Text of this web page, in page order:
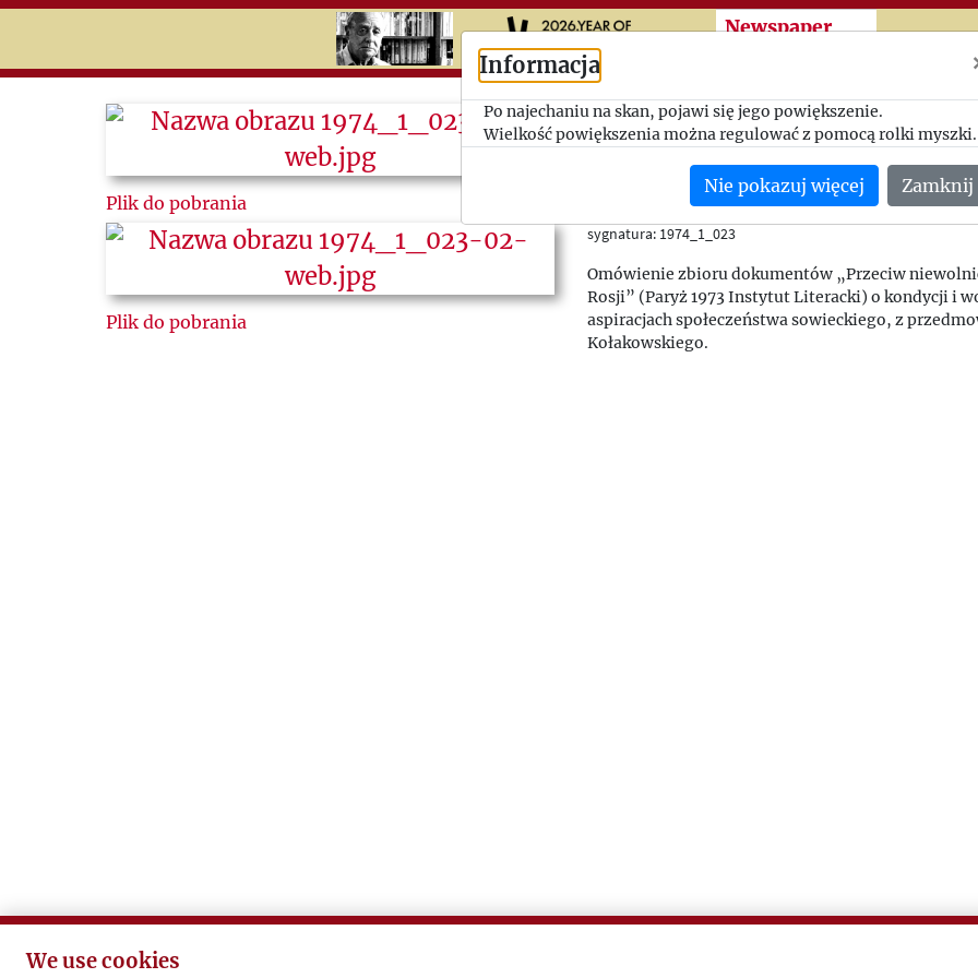
Przeskocz do treści
Newspaper
Search
Newspaper
Plik do pobrania
Plik do pobrania
Przeciw niewolnictwu
Nowiny Kurier, nr 40 (5838)
sygnatura: 1974_1_023
Omówienie zbioru dokumentów „Przeciw
Rosji” (Paryż 1973 Instytut Literacki) o kondycji i
aspiracjach społeczeństwa sowieckiego, z
Kołakowskiego.
Informacja
Po najechaniu na skan, pojawi się jego powiększenie.
Wielkość powiększenia można regulować z pomocą rolki myszki.
Nie pokazuj więcej Zamknij
We use cookies